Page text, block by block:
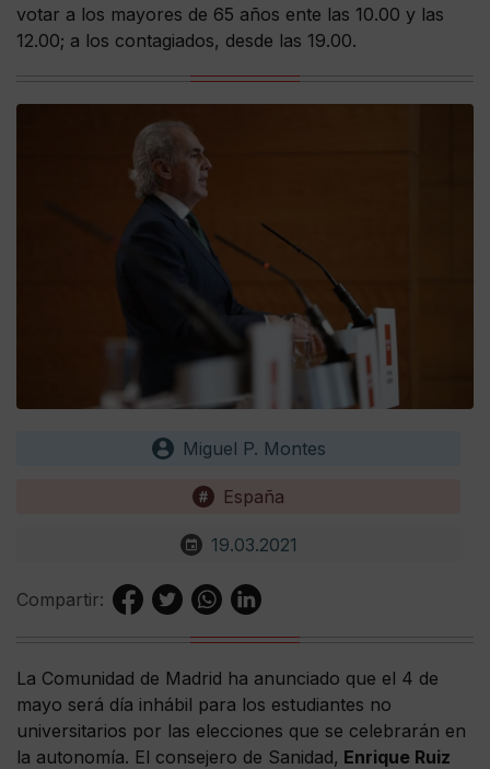
votar a los mayores de 65 años ente las 10.00 y las
12.00; a los contagiados, desde las 19.00.
Miguel P. Montes
España
19.03.2021
Compartir:
La Comunidad de Madrid ha anunciado que el 4 de
mayo será día inhábil para los estudiantes no
universitarios por las elecciones que se celebrarán en
la autonomía. El consejero de Sanidad, Enrique Ruiz